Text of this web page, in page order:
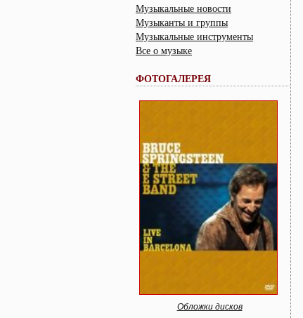
Музыкальные новости
Музыканты и группы
Музыкальные инструменты
Все о музыке
ФОТОГАЛЕРЕЯ
Обложки дисков